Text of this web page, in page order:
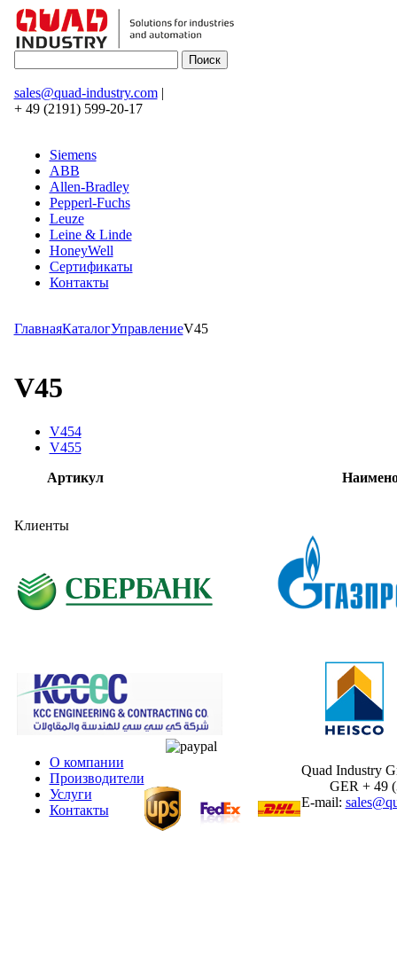
sales@quad-industry.com|
+ 49 (2191) 599-20-17
Siemens
ABB
Allen-Bradley
Pepperl-Fuchs
Leuze
Leine & Linde
HoneyWell
Сертификаты
Контакты
ГлавнаяКаталогУправлениеV45
V45
V454
V455
Артикул
Клиенты
О компании
Производители
Услуги
Контакты
Quad Industry
GER + 49
E-mail: